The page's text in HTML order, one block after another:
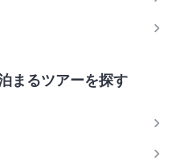
まるツアーを探す